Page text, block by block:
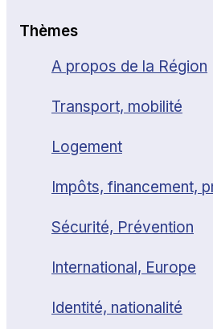
Thèmes
A propos de la Région
Transport, mobilité
Logement
Impôts, financement,
Sécurité, Prévention
International, Europe
Identité, nationalité